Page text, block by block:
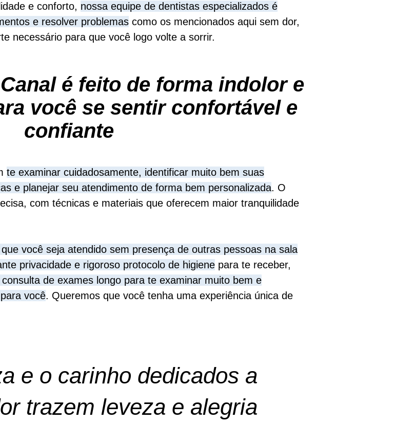
e conforto, nossa equipe de dentistas especializados é
e resolver problemas como os mencionados aqui sem dor,
necessário para que você logo volte a sorrir.
é feito de forma indolor e
você se sentir confortável e
confiante
te examinar cuidadosamente, identificar muito bem suas
e planejar seu atendimento de forma bem personalizada. O
com técnicas e materiais que oferecem maior tranquilidade
você seja atendido sem presença de outras pessoas na sala
privacidade e rigoroso protocolo de higiene para te receber,
de exames longo para te examinar muito bem e
você. Queremos que você tenha uma experiência única de
e o carinho dedicados a
trazem leveza e alegria